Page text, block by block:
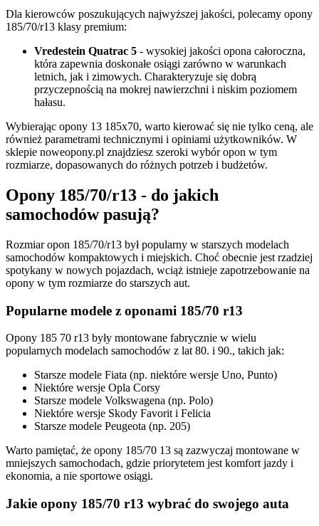
Dla kierowców poszukujących najwyższej jakości, polecamy opony
185/70/r13 klasy premium:
Vredestein Quatrac 5 - wysokiej jakości opona całoroczna,
która zapewnia doskonałe osiągi zarówno w warunkach
letnich, jak i zimowych. Charakteryzuje się dobrą
przyczepnością na mokrej nawierzchni i niskim poziomem
hałasu.
Wybierając opony 13 185x70, warto kierować się nie tylko ceną, ale
również parametrami technicznymi i opiniami użytkowników. W
sklepie noweopony.pl znajdziesz szeroki wybór opon w tym
rozmiarze, dopasowanych do różnych potrzeb i budżetów.
Opony 185/70/r13 - do jakich
samochodów pasują?
Rozmiar opon 185/70/r13 był popularny w starszych modelach
samochodów kompaktowych i miejskich. Choć obecnie jest rzadziej
spotykany w nowych pojazdach, wciąż istnieje zapotrzebowanie na
opony w tym rozmiarze do starszych aut.
Popularne modele z oponami 185/70 r13
Opony 185 70 r13 były montowane fabrycznie w wielu
popularnych modelach samochodów z lat 80. i 90., takich jak:
Starsze modele Fiata (np. niektóre wersje Uno, Punto)
Niektóre wersje Opla Corsy
Starsze modele Volkswagena (np. Polo)
Niektóre wersje Skody Favorit i Felicia
Starsze modele Peugeota (np. 205)
Warto pamiętać, że opony 185/70 13 są zazwyczaj montowane w
mniejszych samochodach, gdzie priorytetem jest komfort jazdy i
ekonomia, a nie sportowe osiągi.
Jakie opony 185/70 r13 wybrać do swojego auta